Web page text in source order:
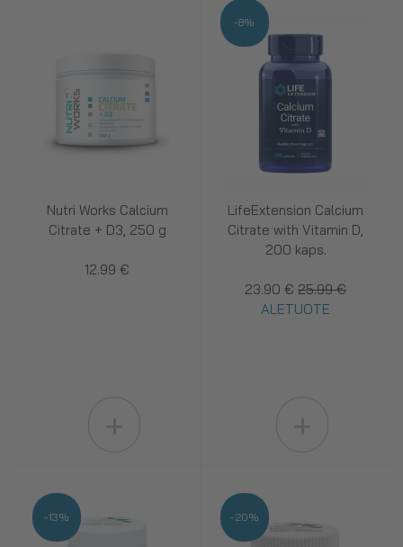
Nutri Works Calcium
Citrate + D3, 250 g
12.99 €
LifeExtension Calcium
Citrate with Vitamin D,
200 kaps.
23.90 € 25.99 €
ALETUOTE
-8%
-13% -20%